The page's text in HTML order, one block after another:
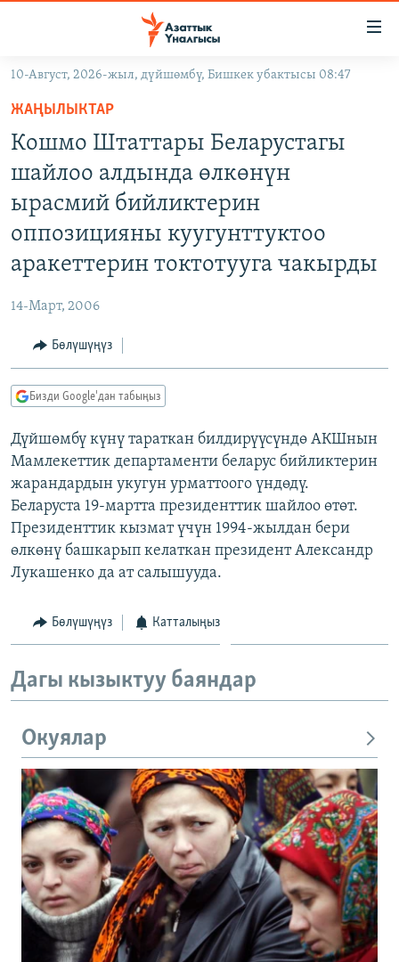
Навигацияга
өтүңүз
Издөөгө
салыңыз
ТВ ПРОГРАММАЛАР
БИЗ ЖАНА ДҮЙНӨ
ДАНИСТЕ
АЗАТТЫК+
ЫҢГАЙСЫЗ СУРООЛОР
ӨЗГӨЧӨ ПИКИР
Русский
ЭЕ/АРнун бардык сайттары
10-Август, 2026-жыл, дүйшөмбү, Бишкек убактысы 08:47
ЖАҢЫЛЫКТАР
Кошмо Штаттары Беларустагы
шайлоо алдында өлкөнүн
ырасмий бийликтерин
оппозицияны куугунттуктоо
аракеттерин токтотууга чакырды
14-Март, 2006
Бөлүшүңүз
Бизди Google'дан табыңыз
Дүйшөмбү күнү тараткан билдирүүсүндө АКШнын
Мамлекеттик департаменти беларус бийликтерин
жарандардын укугун урматтоого үндөдү.
Беларуста 19-мартта президенттик шайлоо өтөт.
Президенттик кызмат үчүн 1994-жылдан бери
өлкөнү башкарып келаткан президент Александр
Лукашенко да ат салышууда.
Бөлүшүңүз Катталыңыз
Дагы кызыктуу баяндар
Окуялар